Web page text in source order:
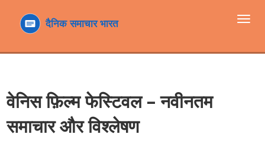
टॉगल
वेनिस फ़िल्म फेस्टिवल – नवीनतम
समाचार और विश्लेषण